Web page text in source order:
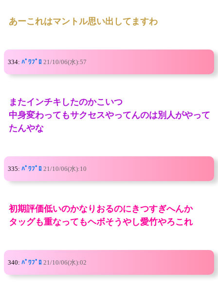
あーこれはマントル思い出してますわ
334: ﾊﾟﾜﾌﾟﾛ 21/10/06(水):57
またインチキしたのかこいつ
中身変わってもサクセスやってんのは別人がやって
たんやな
335: ﾊﾟﾜﾌﾟﾛ 21/10/06(水):10
初期評価低いのかなりおるのにきつすぎへんか
タッグも重なってもヘボそうやし愛竹やろこれ
340: ﾊﾟﾜﾌﾟﾛ 21/10/06(水):02